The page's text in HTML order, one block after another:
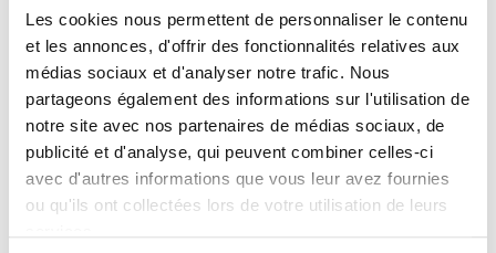
Les cookies nous permettent de personnaliser le contenu
et les annonces, d'offrir des fonctionnalités relatives aux
médias sociaux et d'analyser notre trafic. Nous
partageons également des informations sur l'utilisation de
notre site avec nos partenaires de médias sociaux, de
publicité et d'analyse, qui peuvent combiner celles-ci
avec d'autres informations que vous leur avez fournies
ou qu'ils ont collectées lors de votre utilisation de leurs
DESCRIPTIF
PIVOINE - P4
DPE :AAA